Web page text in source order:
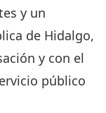
y un
de Hidalgo,
y con el
público